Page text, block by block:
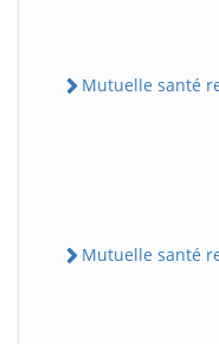
Mutuelle santé
Mutuelle santé